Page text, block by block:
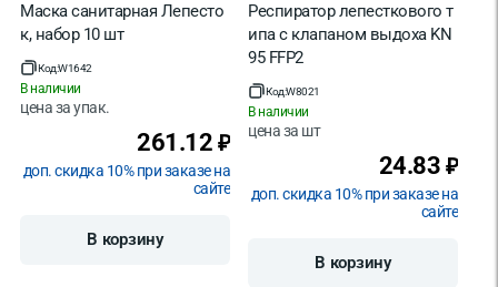
Маска санитарная Лепесто
к, набор 10 шт
Код:W1642
В наличии
цена заупак.
261.12 ₽
доп. скидка 10% при заказе на
сайте
В корзину
Респиратор лепесткового т
ипа с клапаном выдоха KN
95 FFP2
Код:W8021
В наличии
цена за шт
24.83 ₽
доп. скидка 10% при заказе на
сайте
В корзину